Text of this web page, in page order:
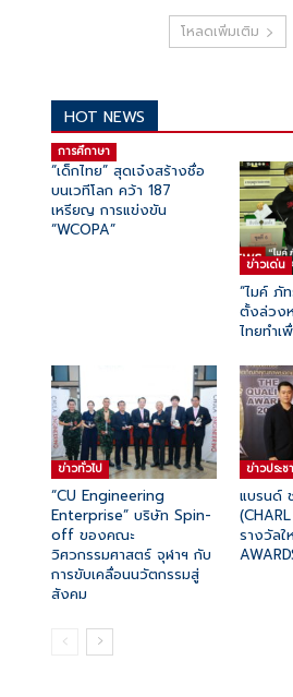
โหลดเพิ่มเติม
HOT NEWS
การศึกาษา
“เด็กไทย” สุดเจ๋งสร้างชื่อ
บนเวทีโลก คว้า 187
เหรียญ การแข่งขัน
“WCOPA”
ข่าวเด่น
“ไมค์ ภั
ตั้งล่วง
ไทยทำเ
ข่าวทั่วไป
“CU Engineering
Enterprise” บริษัท Spin-
off ของคณะ
วิศวกรรมศาสตร์ จุฬาฯ กับ
การขับเคลื่อนนวัตกรรมสู่
สังคม
ข่าวประ
แบรนด์
รางวัล